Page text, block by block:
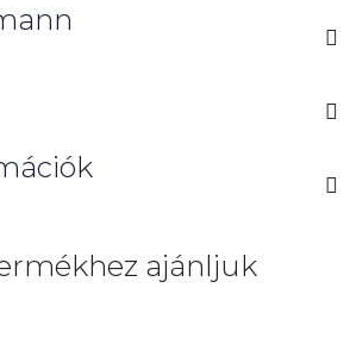
ajánljuk